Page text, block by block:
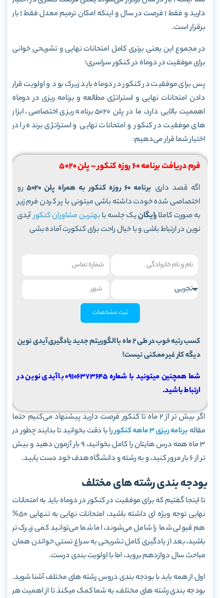
دارید و فقط 1 فرصت در سال و اینکه امکان ترمیم معدل فقط 1 بار
برقرار است.
در مجموع این یعنی برتری کامل امتحانات نهایی و تشریحی خوانی
برای موفقیت در دوماه در کنکور سراسری؛
پس برای موفقیت در کنکور در دوماه باید زیرک بود و اولویت قرار
دادن امتحانات نهایی و استراتژی مطالعه و برنامه ریزی در دوماه
اهممیت بالایی دارد، ما در پلن 5020 برنامه ریزی اختصاصی، ابزار
های موفقیت در کنکور و امتحانات نهایی و استراتژی برنده را در
اختیار شما قرار می‌دهیم:
فرم دریافت برنامه 60 روزه کنکور – پلن 5020
اگه قصد داری برنامه 60 روزه کنکور به همراه پلن 5020
رو
اختصاصی شده خودت داشته باشی میتونی با پر کردن فرم زیر
به صورت کاملارایگانیک جلسه بابهترین مشاوران کنکورآیدی
نوین در ارتباط باشی و با خیال راحت برای کنکورت آماده بشی
ثبت مشخصات
کسب رتبه خوب در طی 2 ماه با الگوریتم جدید یادگیری آیدی نوین
دیگه کار غیر ممکنی نیست!
شما همچنین میتونید با شماره 09106373645 با آیدی نوین در
ارتباط باشید.
اگر بیش تر از 2 ماه تا کنکور فرصت دارید پیشنهاد می‌کنیم حتما
مقاله برنامه ریزی 3 ماهه کنکور
را با دقت بخوانید تا بدایند چطور در
3 ماه همه درس هایتان را کامل بخوانید، 9 بار آزمون دهید و بیش
تر از 6 بار مرور کنید، و به رشته و دانشگاه هدف خود دست یابید.
بودجه بندی رشته های مختلف
تا اینجا گفتیم که برای موفقیت در کنکور در دوماه باید به امتحانات
نهایی توجه ویژه ای داشته باشید، امتحانات نهایی به تنهایی 50%
هم قبولی شما را شامل می‌شوند، اما شما می‌توانید کمی زیرک تر
باشید، بعد از یادگیری کامل تشریحی به سراغ تستی خواندن همان
مباحث سال دوازدهم بروید، اما با اولویت بندی درست.
اول از همه باید با بودجه بندی دروس رشته های مختلف آشنا شوید.
بودجه بندی رشته های مختلف، به شما کمک میکنذ تا از اهمیت هر